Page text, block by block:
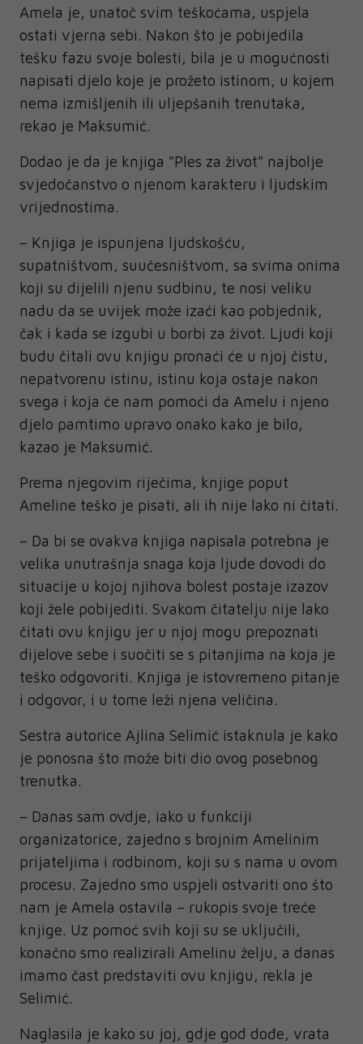
Amela je, unatoč svim teškoćama, uspjela
ostati vjerna sebi. Nakon što je pobijedila
tešku fazu svoje bolesti, bila je u mogućnosti
napisati djelo koje je prožeto istinom, u kojem
nema izmišljenih ili uljepšanih trenutaka,
rekao je Maksumić.
Dodao je da je knjiga "Ples za život" najbolje
svjedočanstvo o njenom karakteru i ljudskim
vrijednostima.
– Knjiga je ispunjena ljudskošću,
supatništvom, suučesništvom, sa svima onima
koji su dijelili njenu sudbinu, te nosi veliku
nadu da se uvijek može izaći kao pobjednik,
čak i kada se izgubi u borbi za život. Ljudi koji
budu čitali ovu knjigu pronaći će u njoj čistu,
nepatvorenu istinu, istinu koja ostaje nakon
svega i koja će nam pomoći da Amelu i njeno
djelo pamtimo upravo onako kako je bilo,
kazao je Maksumić.
Prema njegovim riječima, knjige poput
Ameline teško je pisati, ali ih nije lako ni čitati.
– Da bi se ovakva knjiga napisala potrebna je
velika unutrašnja snaga koja ljude dovodi do
situacije u kojoj njihova bolest postaje izazov
koji žele pobijediti. Svakom čitatelju nije lako
čitati ovu knjigu jer u njoj mogu prepoznati
dijelove sebe i suočiti se s pitanjima na koja je
teško odgovoriti. Knjiga je istovremeno pitanje
i odgovor, i u tome leži njena veličina.
Sestra autorice Ajlina Selimić istaknula je kako
je ponosna što može biti dio ovog posebnog
trenutka.
– Danas sam ovdje, iako u funkciji
organizatorice, zajedno s brojnim Amelinim
prijateljima i rodbinom, koji su s nama u ovom
procesu. Zajedno smo uspjeli ostvariti ono što
nam je Amela ostavila – rukopis svoje treće
knjige. Uz pomoć svih koji su se uključili,
konačno smo realizirali Amelinu želju, a danas
imamo čast predstaviti ovu knjigu, rekla je
Selimić.
Naglasila je kako su joj, gdje god dođe, vrata